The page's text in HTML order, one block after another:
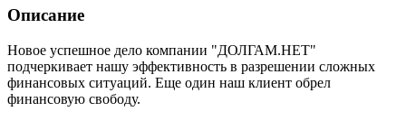
Описание
Новое успешное дело компании "ДОЛГАМ.НЕТ"
подчеркивает нашу эффективность в разрешении сложных
финансовых ситуаций. Еще один наш клиент обрел
финансовую свободу.